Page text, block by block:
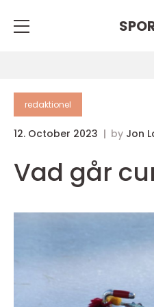
redaktionel
12. October 2023 by Jon
Vad går